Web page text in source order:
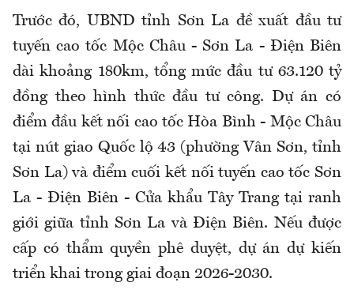
Trước đó, UBND tỉnh Sơn La đề xuất đầu tư
tuyến cao tốc Mộc Châu - Sơn La - Điện Biên
dài khoảng 180km, tổng mức đầu tư 63.120 tỷ
đồng theo hình thức đầu tư công. Dự án có
điểm đầu kết nối cao tốc Hòa Bình - Mộc Châu
tại nút giao Quốc lộ 43 (phường Vân Sơn, tỉnh
Sơn La) và điểm cuối kết nối tuyến cao tốc Sơn
La - Điện Biên - Cửa khẩu Tây Trang tại ranh
giới giữa tỉnh Sơn La và Điện Biên. Nếu được
cấp có thẩm quyền phê duyệt, dự án dự kiến
triển khai trong giai đoạn 2026-2030.